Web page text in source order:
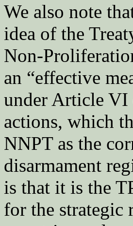
We also note
idea of the
Non-
an “effective
under Article VI
actions, which
NNPT as the
disarmament
is that it is the
for the strategic